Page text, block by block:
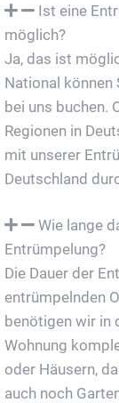
Ist eine
möglich?
Ja, das ist
National können
bei uns buchen.
Regionen in
mit unserer
Deutschland
Wie lange
Entrümpelung?
Die Dauer der
entrümpelnden
benötigen wir in
Wohnung
oder Häusern,
auch noch